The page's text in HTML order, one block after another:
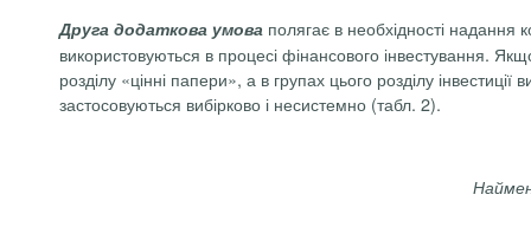
Друга додаткова умова полягає в необхідності надання
використовуються в процесі фінансового інвестування.
розділу «цінні папери», а в групах цього розділу
застосовуються вибірково і несистемно (табл. 2).